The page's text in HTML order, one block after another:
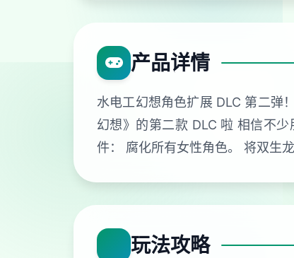
产品详情
水电工幻想角色扩展 DLC 第二
幻想》的第二款 DLC 啦 相信不
件： 腐化所有女性角色。 将双生
玩法攻略